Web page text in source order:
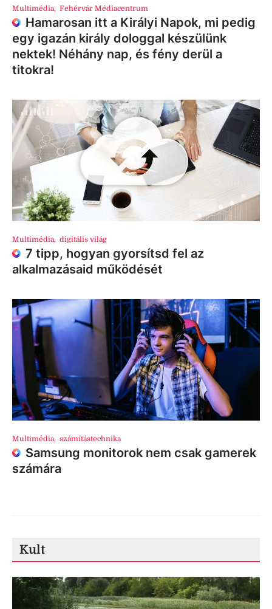
Multimédia, Fehérvár Médiacentrum
Hamarosan itt a Királyi Napok, mi pedig
egy igazán király dologgal készülünk
nektek! Néhány nap, és fény derül a
titokra!
Multimédia, digitális világ
7 tipp, hogyan gyorsítsd fel az
alkalmazásaid működését
Multimédia, számítástechnika
Samsung monitorok nem csak gamerek
számára
Kult